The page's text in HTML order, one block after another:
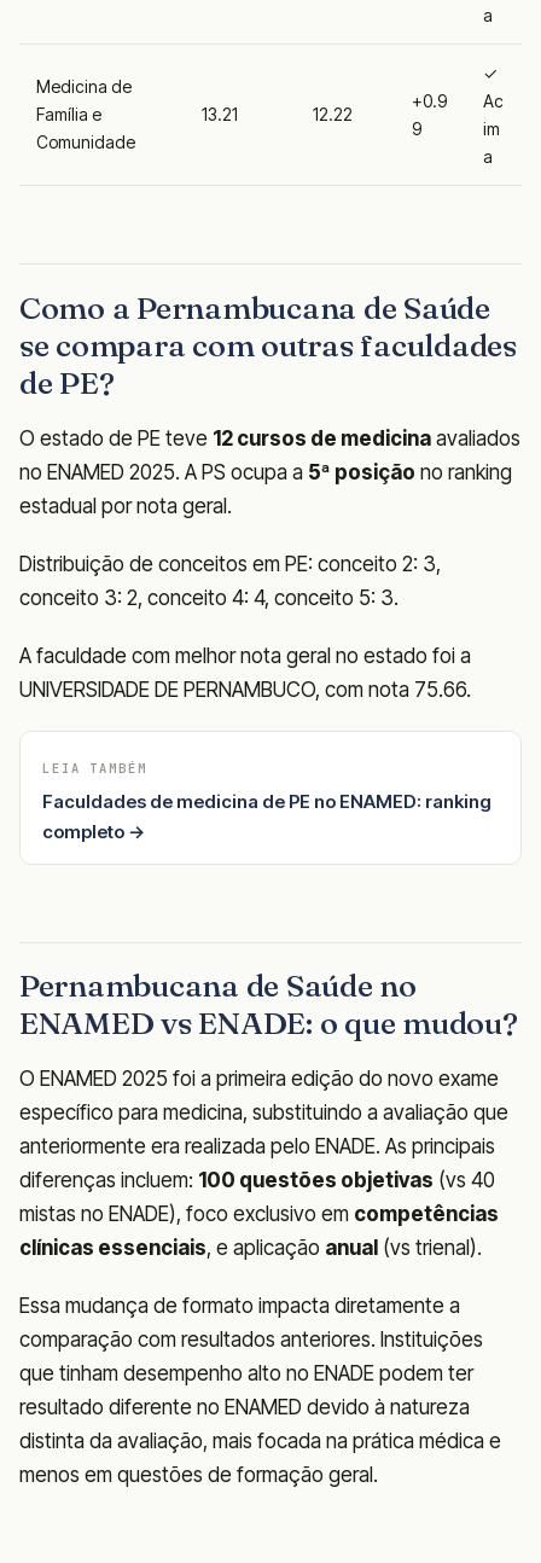
a
Medicina de
Família e
Comunidade
13.21 12.22
+0.9
9
✓
Ac
im
a
Como a Pernambucana de Saúde
se compara com outras faculdades
de PE?
O estado de PE teve 12 cursos de medicina avaliados
no ENAMED 2025. A PS ocupa a 5ª posição no ranking
estadual por nota geral.
Distribuição de conceitos em PE: conceito 2: 3,
conceito 3: 2, conceito 4: 4, conceito 5: 3.
A faculdade com melhor nota geral no estado foi a
UNIVERSIDADE DE PERNAMBUCO, com nota 75.66.
LEIA TAMBÉM
Faculdades de medicina de PE no ENAMED: ranking
completo →
Pernambucana de Saúde no
ENAMED vs ENADE: o que mudou?
O ENAMED 2025 foi a primeira edição do novo exame
específico para medicina, substituindo a avaliação que
anteriormente era realizada pelo ENADE. As principais
diferenças incluem: 100 questões objetivas (vs 40
mistas no ENADE), foco exclusivo em competências
clínicas essenciais, e aplicação anual (vs trienal).
Essa mudança de formato impacta diretamente a
comparação com resultados anteriores. Instituições
que tinham desempenho alto no ENADE podem ter
resultado diferente no ENAMED devido à natureza
distinta da avaliação, mais focada na prática médica e
menos em questões de formação geral.